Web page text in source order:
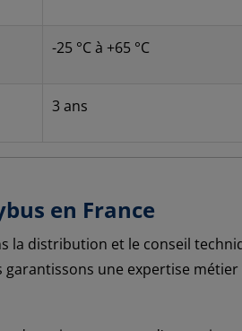
-25 °C à +65 °C
3 ans
en France
la distribution et le conseil
une expertise